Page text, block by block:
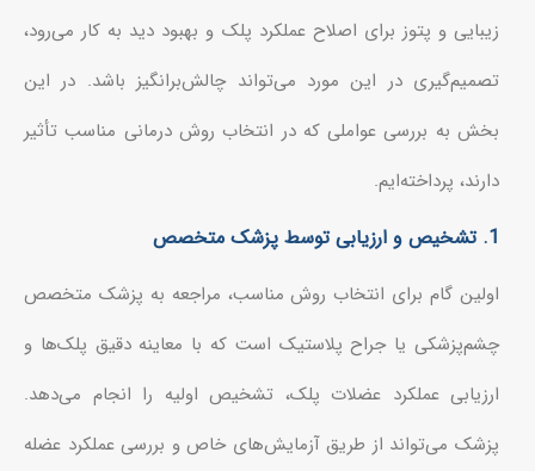
زیبایی و پتوز برای اصلاح عملکرد پلک و بهبود دید به کار می‌رود،
تصمیم‌گیری در این مورد می‌تواند چالش‌برانگیز باشد. در این
بخش به بررسی عواملی که در انتخاب روش درمانی مناسب تأثیر
دارند، پرداخته‌ایم.
1. تشخیص و ارزیابی توسط پزشک متخصص
اولین گام برای انتخاب روش مناسب، مراجعه به پزشک متخصص
چشم‌پزشکی یا جراح پلاستیک است که با معاینه دقیق پلک‌ها و
ارزیابی عملکرد عضلات پلک، تشخیص اولیه را انجام می‌دهد.
پزشک می‌تواند از طریق آزمایش‌های خاص و بررسی عملکرد عضله